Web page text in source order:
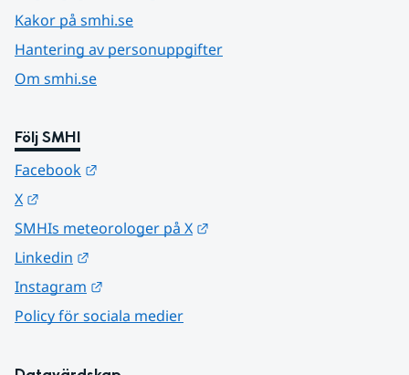
Kakor på smhi.se
Hantering av personuppgifter
Om smhi.se
Följ SMHI
Facebook
X
SMHIs meteorologer på X
Linkedin
Instagram
Policy för sociala medier